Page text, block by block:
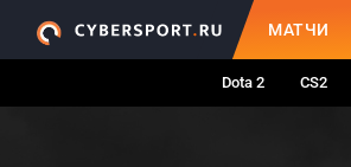
МАТЧИ
Dota 2 CS2